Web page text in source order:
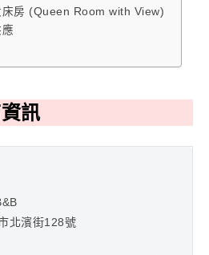
床房 (Queen Room with View)
訊
北濱街128號